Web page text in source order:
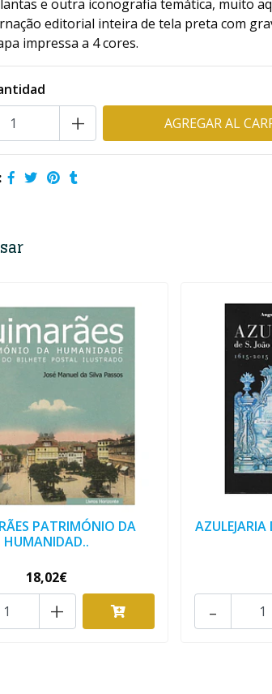
e outra iconografia temática, muito
editorial inteira de tela preta com
impressa a 4 cores.
+
PATRIMÓNIO DA
HUMANIDAD..
18,02€
+
AZULEJARIA
-